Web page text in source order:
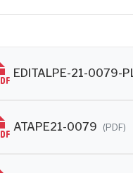
EDITALPE-21-0079-
ATAPE21-0079 (PDF)